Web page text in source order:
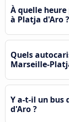
À quelle
à Platja d'Aro ?
Quels
Marseille-
Y a-t-il un bus
d'Aro ?